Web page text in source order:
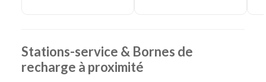
Stations-service & Bornes de
recharge à proximité